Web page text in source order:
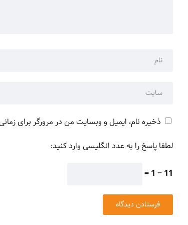
ذخیره نام، ایمیل و وبسایت من در مرورگر برای
لطفا پاسخ را به عدد انگلیسی وارد کنید:
11 − 1 =